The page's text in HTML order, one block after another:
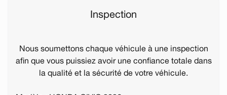
Inspection
Nous soumettons chaque véhicule à une inspection
afin que vous puissiez avoir une confiance totale dans
la qualité et la sécurité de votre véhicule.